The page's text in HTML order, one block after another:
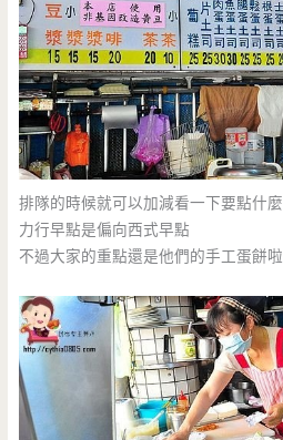
排隊的時候就可以加減看一下要點什麼
力行早點是偏向西式早點
不過大家的重點還是他們的手工蛋餅啦